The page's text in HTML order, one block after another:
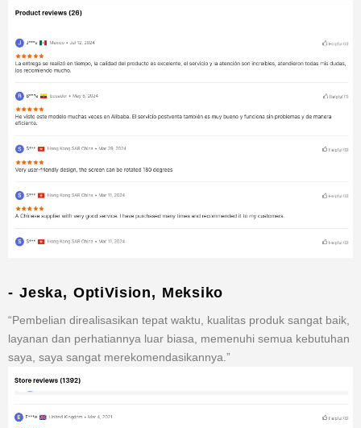
- Jeska, OptiVision, Meksiko
“Pembelian direalisasikan tepat waktu, kualitas produk sangat baik,
layanan dan perhatiannya luar biasa, memenuhi semua kebutuhan
saya, saya sangat merekomendasikannya.”